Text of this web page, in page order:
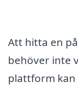
Att hitta en
behöver inte
plattform kan